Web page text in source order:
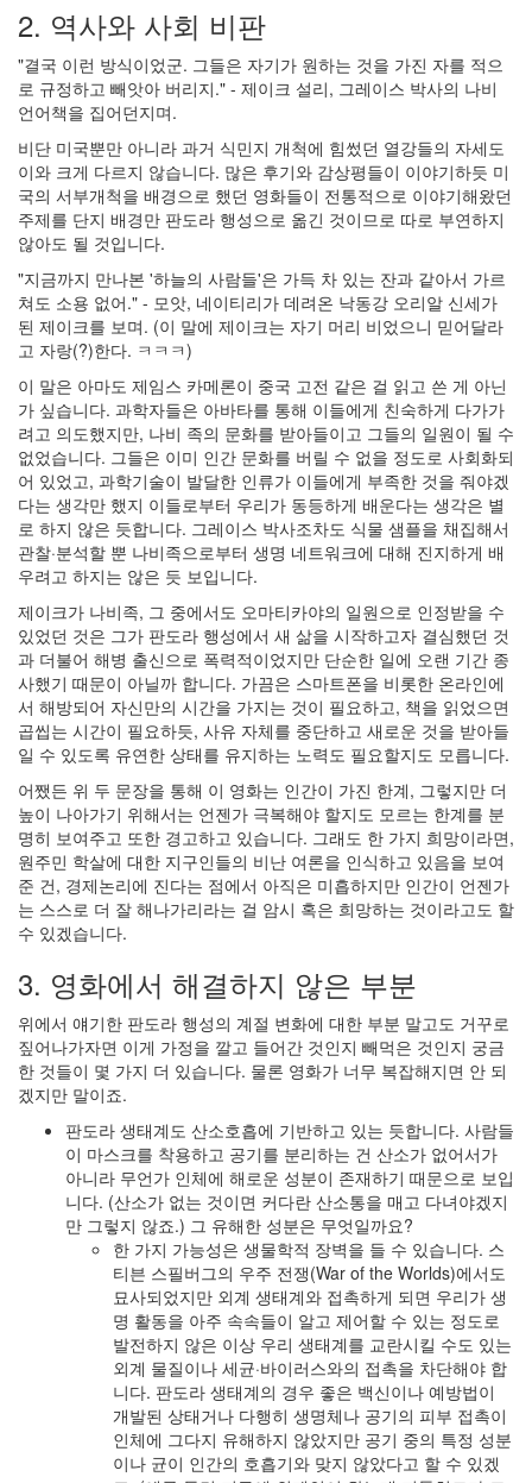
2. 역사와 사회 비판
"결국 이런 방식이었군. 그들은 자기가 원하는 것을 가진 자를 적으
로 규정하고 빼앗아 버리지." - 제이크 설리, 그레이스 박사의 나비
언어책을 집어던지며.
비단 미국뿐만 아니라 과거 식민지 개척에 힘썼던 열강들의 자세도
이와 크게 다르지 않습니다. 많은 후기와 감상평들이 이야기하듯 미
국의 서부개척을 배경으로 했던 영화들이 전통적으로 이야기해왔던
주제를 단지 배경만 판도라 행성으로 옮긴 것이므로 따로 부연하지
않아도 될 것입니다.
"지금까지 만나본 '하늘의 사람들'은 가득 차 있는 잔과 같아서 가르
쳐도 소용 없어." - 모앗, 네이티리가 데려온 낙동강 오리알 신세가
된 제이크를 보며. (이 말에 제이크는 자기 머리 비었으니 믿어달라
고 자랑(?)한다. ㅋㅋㅋ)
이 말은 아마도 제임스 카메론이 중국 고전 같은 걸 읽고 쓴 게 아닌
가 싶습니다. 과학자들은 아바타를 통해 이들에게 친숙하게 다가가
려고 의도했지만, 나비 족의 문화를 받아들이고 그들의 일원이 될 수
없었습니다. 그들은 이미 인간 문화를 버릴 수 없을 정도로 사회화되
어 있었고, 과학기술이 발달한 인류가 이들에게 부족한 것을 줘야겠
다는 생각만 했지 이들로부터 우리가 동등하게 배운다는 생각은 별
로 하지 않은 듯합니다. 그레이스 박사조차도 식물 샘플을 채집해서
관찰·분석할 뿐 나비족으로부터 생명 네트워크에 대해 진지하게 배
우려고 하지는 않은 듯 보입니다.
제이크가 나비족, 그 중에서도 오마티카야의 일원으로 인정받을 수
있었던 것은 그가 판도라 행성에서 새 삶을 시작하고자 결심했던 것
과 더불어 해병 출신으로 폭력적이었지만 단순한 일에 오랜 기간 종
사했기 때문이 아닐까 합니다. 가끔은 스마트폰을 비롯한 온라인에
서 해방되어 자신만의 시간을 가지는 것이 필요하고, 책을 읽었으면
곱씹는 시간이 필요하듯, 사유 자체를 중단하고 새로운 것을 받아들
일 수 있도록 유연한 상태를 유지하는 노력도 필요할지도 모릅니다.
어쨌든 위 두 문장을 통해 이 영화는 인간이 가진 한계, 그렇지만 더
높이 나아가기 위해서는 언젠가 극복해야 할지도 모르는 한계를 분
명히 보여주고 또한 경고하고 있습니다. 그래도 한 가지 희망이라면,
원주민 학살에 대한 지구인들의 비난 여론을 인식하고 있음을 보여
준 건, 경제논리에 진다는 점에서 아직은 미흡하지만 인간이 언젠가
는 스스로 더 잘 해나가리라는 걸 암시 혹은 희망하는 것이라고도 할
수 있겠습니다.
3. 영화에서 해결하지 않은 부분
위에서 얘기한 판도라 행성의 계절 변화에 대한 부분 말고도 거꾸로
짚어나가자면 이게 가정을 깔고 들어간 것인지 빼먹은 것인지 궁금
한 것들이 몇 가지 더 있습니다. 물론 영화가 너무 복잡해지면 안 되
겠지만 말이죠.
판도라 생태계도 산소호흡에 기반하고 있는 듯합니다. 사람들
이 마스크를 착용하고 공기를 분리하는 건 산소가 없어서가
아니라 무언가 인체에 해로운 성분이 존재하기 때문으로 보입
니다. (산소가 없는 것이면 커다란 산소통을 매고 다녀야겠지
만 그렇지 않죠.) 그 유해한 성분은 무엇일까요?
한 가지 가능성은 생물학적 장벽을 들 수 있습니다. 스
티븐 스필버그의 우주 전쟁(War of the Worlds)에서도
묘사되었지만 외계 생태계와 접촉하게 되면 우리가 생
명 활동을 아주 속속들이 알고 제어할 수 있는 정도로
발전하지 않은 이상 우리 생태계를 교란시킬 수도 있는
외계 물질이나 세균·바이러스와의 접촉을 차단해야 합
니다. 판도라 생태계의 경우 좋은 백신이나 예방법이
개발된 상태거나 다행히 생명체나 공기의 피부 접촉이
인체에 그다지 유해하지 않았지만 공기 중의 특정 성분
이나 균이 인간의 호흡기와 맞지 않았다고 할 수 있겠